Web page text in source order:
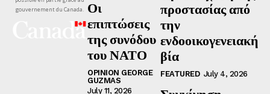
gouvernement du Canada. Οι
επιπτώσεις
της συνόδου
του ΝΑΤΟ
OPINION GEORGE
GUZMAS
July 11, 2026
προστασίας από
την
ενδοοικογενειακή
βία
FEATURED July 4, 2026